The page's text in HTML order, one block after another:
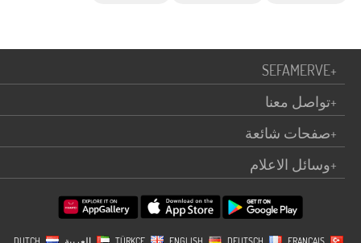
SEFAMERVE+
تواصل معنا+
صفحات شائعة+
وسائل الاعلام+